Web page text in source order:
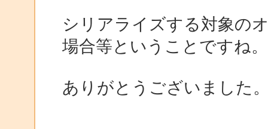
シリアライズする対象の
場合等ということですね。
ありがとうございました